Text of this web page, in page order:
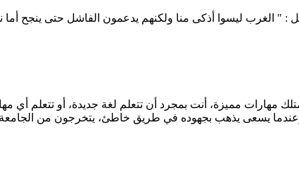
مهارات مميزة، أنت بمجرد أن تتعلم لغة جديدة، أو
يسعى يذهب بجهوده في طريق خاطئ، يتخرجون من